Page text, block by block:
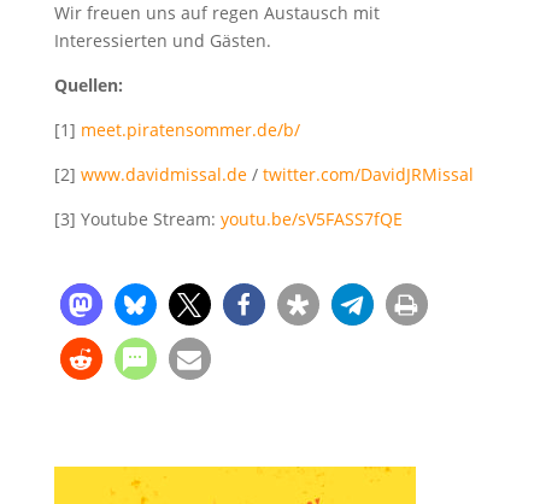
Wir freuen uns auf regen Austausch mit
Interessierten und Gästen.
Quellen:
[1] meet.piratensommer.de/b/
[2] www.davidmissal.de/ twitter.com/DavidJRMissal
[3] Youtube Stream: youtu.be/sV5FASS7fQE